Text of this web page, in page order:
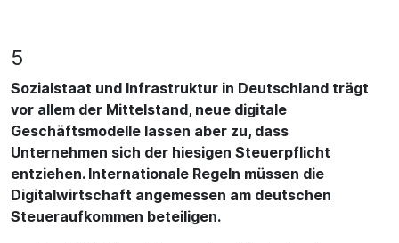
5
Sozialstaat und Infrastruktur in Deutschland trägt
vor allem der Mittelstand, neue digitale
Geschäftsmodelle lassen aber zu, dass
Unternehmen sich der hiesigen Steuerpflicht
entziehen. Internationale Regeln müssen die
Digitalwirtschaft angemessen am deutschen
Steueraufkommen beteiligen.